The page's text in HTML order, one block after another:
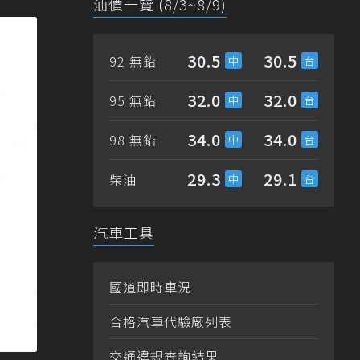
92 無鉛 30.5 30.5
95 無鉛 32.0 32.0
98 無鉛 34.0 34.0
柴油 29.3 29.1
汽車工具
國道即時車況
合格汽車代驗廠列表
交通違規查詢結果